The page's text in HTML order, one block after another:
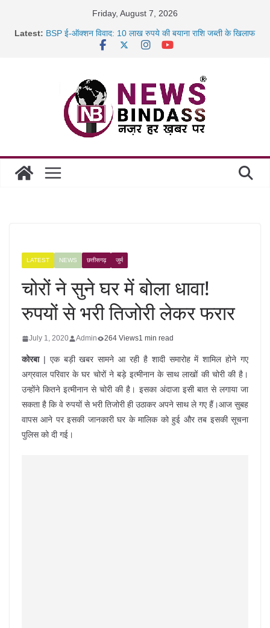
Friday, August 7, 2026
Latest: BSP ई-ऑक्शन विवाद: 10 लाख रुपये की बयाना राशि जब्ती के खिलाफ
साइबर ठगी पर दुर्ग पुलिस का बड़ा एक्शन: 13 म्यूल बैंक खाताधारक
गिरफ्तार
LATEST NEWS छत्तीसगढ़ जुर्म
चोरों ने सुने घर में बोला धावा!
रुपयों से भरी तिजोरी लेकर फरार
July 1, 2020 Admin 264 Views1 min read
कोरबा| एक बड़ी खबर सामने आ रही है शादी समारोह में शामिल होने गए
अग्रवाल परिवार के घर चोरों ने बड़े इत्मीनान के साथ लाखों की चोरी की है।
उन्होंने कितने इत्मीनान से चोरी की है। इसका अंदाजा इसी बात से लगाया जा
सकता है कि वे रुपयों से भरी तिजोरी ही उठाकर अपने साथ ले गए हैं।आज सुबह
वापस आने पर इसकी जानकारी घर के मालिक को हुई और तब इसकी सूचना
पुलिस को दी गई।